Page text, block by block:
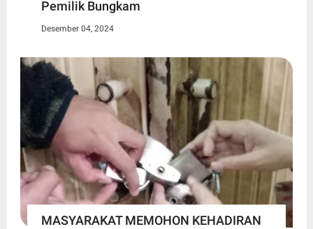
Pemilik Bungkam
Desember 04, 2024
MASYARAKAT MEMOHON KEHADIRAN